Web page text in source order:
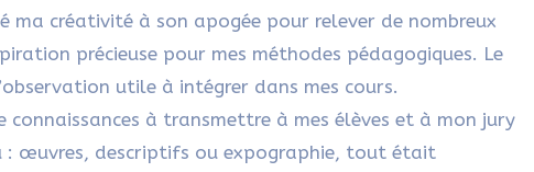
créativité à son apogée pour relever de nombreux
précieuse pour mes méthodes pédagogiques. Le
utile à intégrer dans mes cours.
à transmettre à mes élèves et à mon jury
: œuvres, descriptifs ou expographie, tout était